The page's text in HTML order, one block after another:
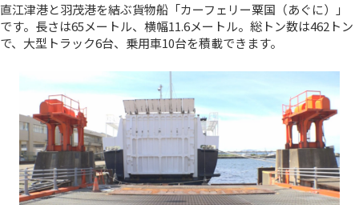
直江津港と羽茂港を結ぶ貨物船「カーフェリー粟国（あぐに）」
です。長さは65メートル、横幅11.6メートル。総トン数は462トン
で、大型トラック6台、乗用車10台を積載できます。